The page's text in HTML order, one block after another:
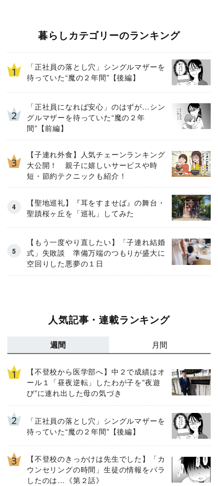
暮らしカテゴリーのランキング
「正社員の落とし穴」シングルマザーを
待っていた“魔の２年間”【後編】
「正社員になれば安心」のはずが…シン
グルマザーを待っていた“魔の２年
間”【前編】
【子連れ外食】人気チェーンランキング
大公開！ 親子に嬉しいサービスや時
短・節約テクニックも紹介！
【聖地巡礼】『耳をすませば』の舞台・
聖蹟桜ヶ丘を「巡礼」してみた
【もう一度やり直したい】「子連れ結婚
式」失敗談 準備万端のつもりが盛大に
空回りした悪夢の１日
人気記事・連載ランキング
週間 月間
【不登校から医学部へ】中２で成績はオ
ール１「昼夜逆転」したわが子を”夜遊
び”に連れ出した母の気づき
「正社員の落とし穴」シングルマザーを
待っていた“魔の２年間”【後編】
【不登校のきっかけは先生でした】「カ
ウンセリングの時間」生徒の情報をバラ
したのは…《第２話》